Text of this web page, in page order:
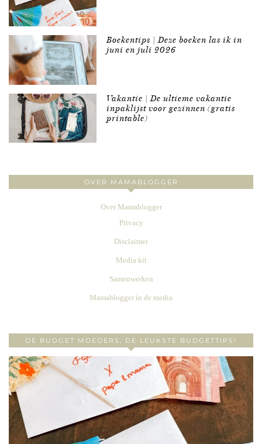
Boekentips | Deze boeken las ik in
juni en juli 2026
Vakantie | De ultieme vakantie
inpaklijst voor gezinnen (gratis
printable)
OVER MAMABLOGGER
Over Mamablogger
Privacy
Disclaimer
Media kit
Samenwerken
Mamablogger in de media
DE BUDGET MOEDERS, DE LEUKSTE BUDGETTIPS!